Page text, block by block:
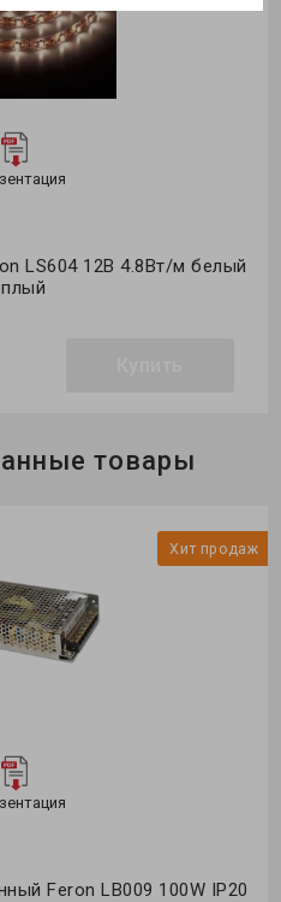
LS604 12В 4.8Вт/м белый
Pon, W:
товары
Хит продаж
Feron LB009 100W IP20